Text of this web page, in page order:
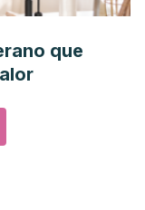
que